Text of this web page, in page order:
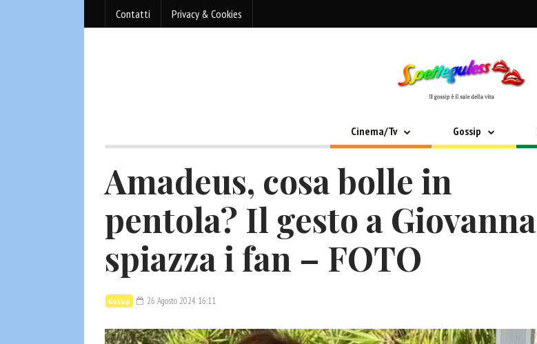
Contatti Privacy & Cookies
Cinema/Tv Gossip
Amadeus, cosa bolle in
pentola? Il gesto a Giovanna
spiazza i fan – FOTO
Gossip 26 Agosto 2024 16:11